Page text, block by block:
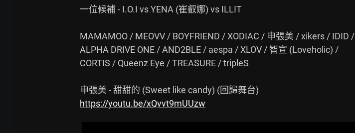
一位候補 - I.O.I vs YENA (崔叡娜) vs ILLIT
MAMAMOO / MEOVV / BOYFRIEND / XODIAC / 申張美 / xikers / IDID /
ALPHA DRIVE ONE / AND2BLE / aespa / XLOV / 智宣 (Loveholic) /
CORTIS / Queenz Eye / TREASURE / tripleS
https://youtu.be/xQvvt9mUUzw